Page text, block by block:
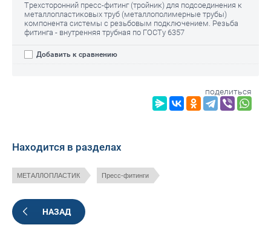
Трехсторонний пресс-фитинг (тройник) для подсоединения к
металлопластиковых труб (металлополимерные трубы)
компонента системы с резьбовым подключением. Резьба
фитинга - внутренняя трубная по ГОСТу 6357
Добавить к сравнению
поделиться
Находится в разделах
МЕТАЛЛОПЛАСТИК Пресс-фитинги
НАЗАД